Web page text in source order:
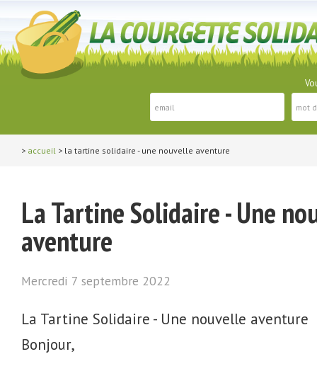
> accueil > la tartine solidaire - une nouvelle aventure
La Tartine Solidaire - Une
aventure
Mercredi 7 septembre 2022
La Tartine Solidaire - Une nouvelle aventure
Bonjour,